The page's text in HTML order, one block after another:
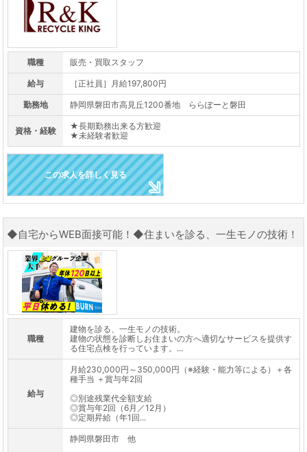
職種 販売・買取スタッフ
給与 ［正社員］月給197,800円
勤務地 静岡県磐田市高見丘1200番地 ららぽーと磐田
資格・経験
★長期勤務出来る方歓迎
★未経験者歓迎
この求人を詳しく見る
◆自宅からWEB面接可能！◆住まいを診る、一生モノの技術！
職種
建物を診る、一生モノの技術。
建物の状態を診断しお住まいの方へ適切なサービスを提供す
る住宅点検を行っています。...
給与
月給230,000円～350,000円（※経験・能力等による）＋各
種手当 ＋賞与年2回
◎別途残業代全額支給
◎賞与年2回（6月／12月）
◎定期昇給（年1回...
静岡県磐田市 他